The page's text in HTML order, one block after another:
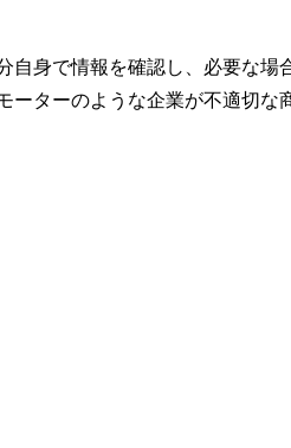
自身で情報を確認し、必要な場
ターのような企業が不適切な